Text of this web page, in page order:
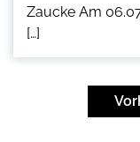
Zaucke Am
[…]